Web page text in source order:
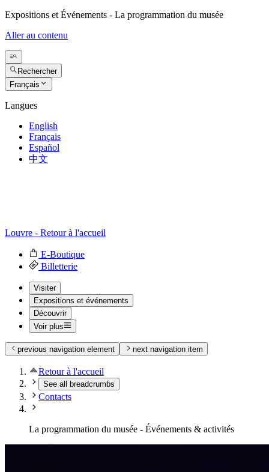
Expositions et Événements - La programmation du musée
Aller au contenu
Rechercher
Français
Langues
English
Français
Español
中文
Louvre - Retour à l'accueil
E-Boutique
Billetterie
Visiter
Expositions et événements
Découvrir
Voir plus
previous navigation element next navigation item
Retour à l'accueil
See all breadcrumbs
Contacts
La programmation du musée - Événements & activités